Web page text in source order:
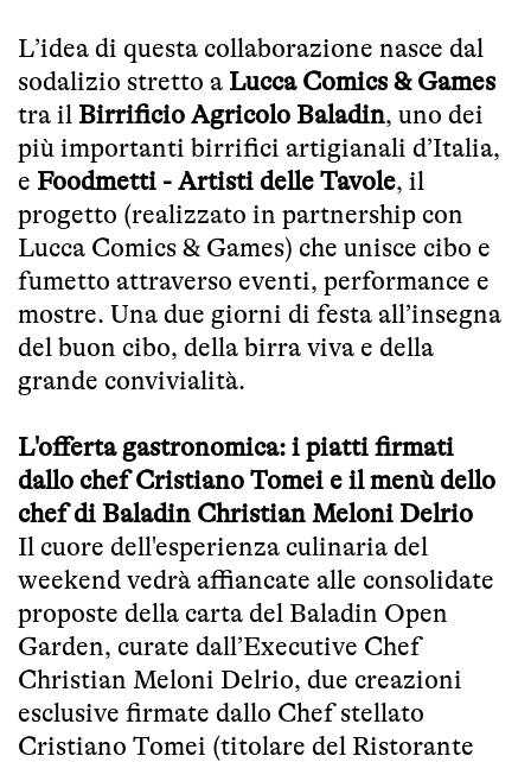
L’idea di questa collaborazione nasce dal
sodalizio stretto a Lucca Comics & Games
tra il Birrificio Agricolo Baladin, uno dei
più importanti birrifici artigianali d’Italia,
e Foodmetti - Artisti delle Tavole, il
progetto (realizzato in partnership con
Lucca Comics & Games) che unisce cibo e
fumetto attraverso eventi, performance e
mostre. Una due giorni di festa all’insegna
del buon cibo, della birra viva e della
grande convivialità.
L'offerta gastronomica: i piatti firmati
dallo chef Cristiano Tomei e il menù dello
chef di Baladin Christian Meloni Delrio
Il cuore dell'esperienza culinaria del
weekend vedrà affiancate alle consolidate
proposte della carta del Baladin Open
Garden, curate dall’Executive Chef
Christian Meloni Delrio, due creazioni
esclusive firmate dallo Chef stellato
Cristiano Tomei (titolare del Ristorante